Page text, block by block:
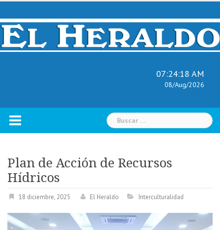
Skip
content
07:24:19 AM
08/Aug/2026
Buscar:
Plan de Acción de Recursos
Hídricos
18 diciembre, 2025 El Heraldo Interculturalidad